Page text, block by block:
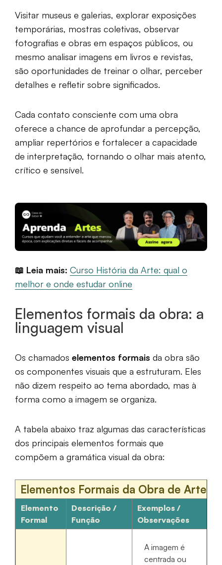
Visitar museus e galerias, explorar exposições
temporárias, mostras coletivas, observar
fotografias e obras em espaços públicos, ou
mesmo analisar imagens em livros e revistas,
são oportunidades de treinar o olhar, perceber
detalhes e refletir sobre significados.
Cada contato consciente com uma obra
oferece a chance de aprofundar a percepção,
ampliar repertórios e fortalecer a capacidade
de interpretação, tornando o olhar mais atento,
crítico e sensível.
📖 Leia mais: Curso História da Arte: qual o
melhor e onde estudar online
Elementos formais da obra: a
linguagem visual
Os chamados elementos formais da obra são
os componentes visuais que a estruturam. Eles
não dizem respeito ao tema abordado, mas à
forma como a imagem se organiza.
A tabela abaixo traz algumas das características
dos principais elementos formais que
compõem a gramática visual da obra:
Elementos Formais da Obra de Arte
Elemento
Formal
Descrição /
Função
Exemplos /
Observações
A imagem é
centrada ou